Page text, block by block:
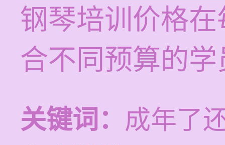
钢琴培训价格
合不同预算的学
关键词： 成年了